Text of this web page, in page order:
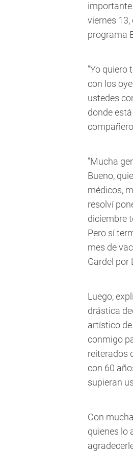
viernes
programa
"Yo quiero
con los
ustedes
donde
"Mucha
Bueno,
médicos,
resolví
diciembre
Pero sí
mes de
Gardel por
Luego,
drástica
artístico
conmigo
reiterados
con 60
supieran
Con
quienes lo